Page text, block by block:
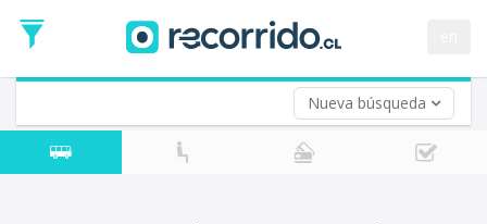
Nueva búsqueda
de
Ida
Vuelta (opcional)
Fecha
de